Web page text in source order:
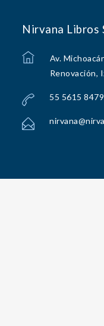
Nirvana Libros
Av.
Renovación,
55 5615